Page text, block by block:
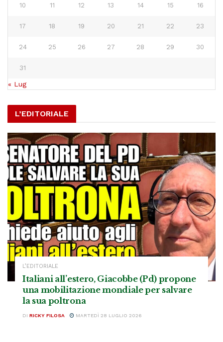
10 11 12 13 14 15 16
17 18 19 20 21 22 23
24 25 26 27 28 29 30
31
« Lug
L’EDITORIALE
L’EDITORIALE
Italiani all’estero, Giacobbe (Pd) propone
una mobilitazione mondiale per salvare
la sua poltrona
DI RICKY FILOSA MARTEDÌ 28 LUGLIO 2026